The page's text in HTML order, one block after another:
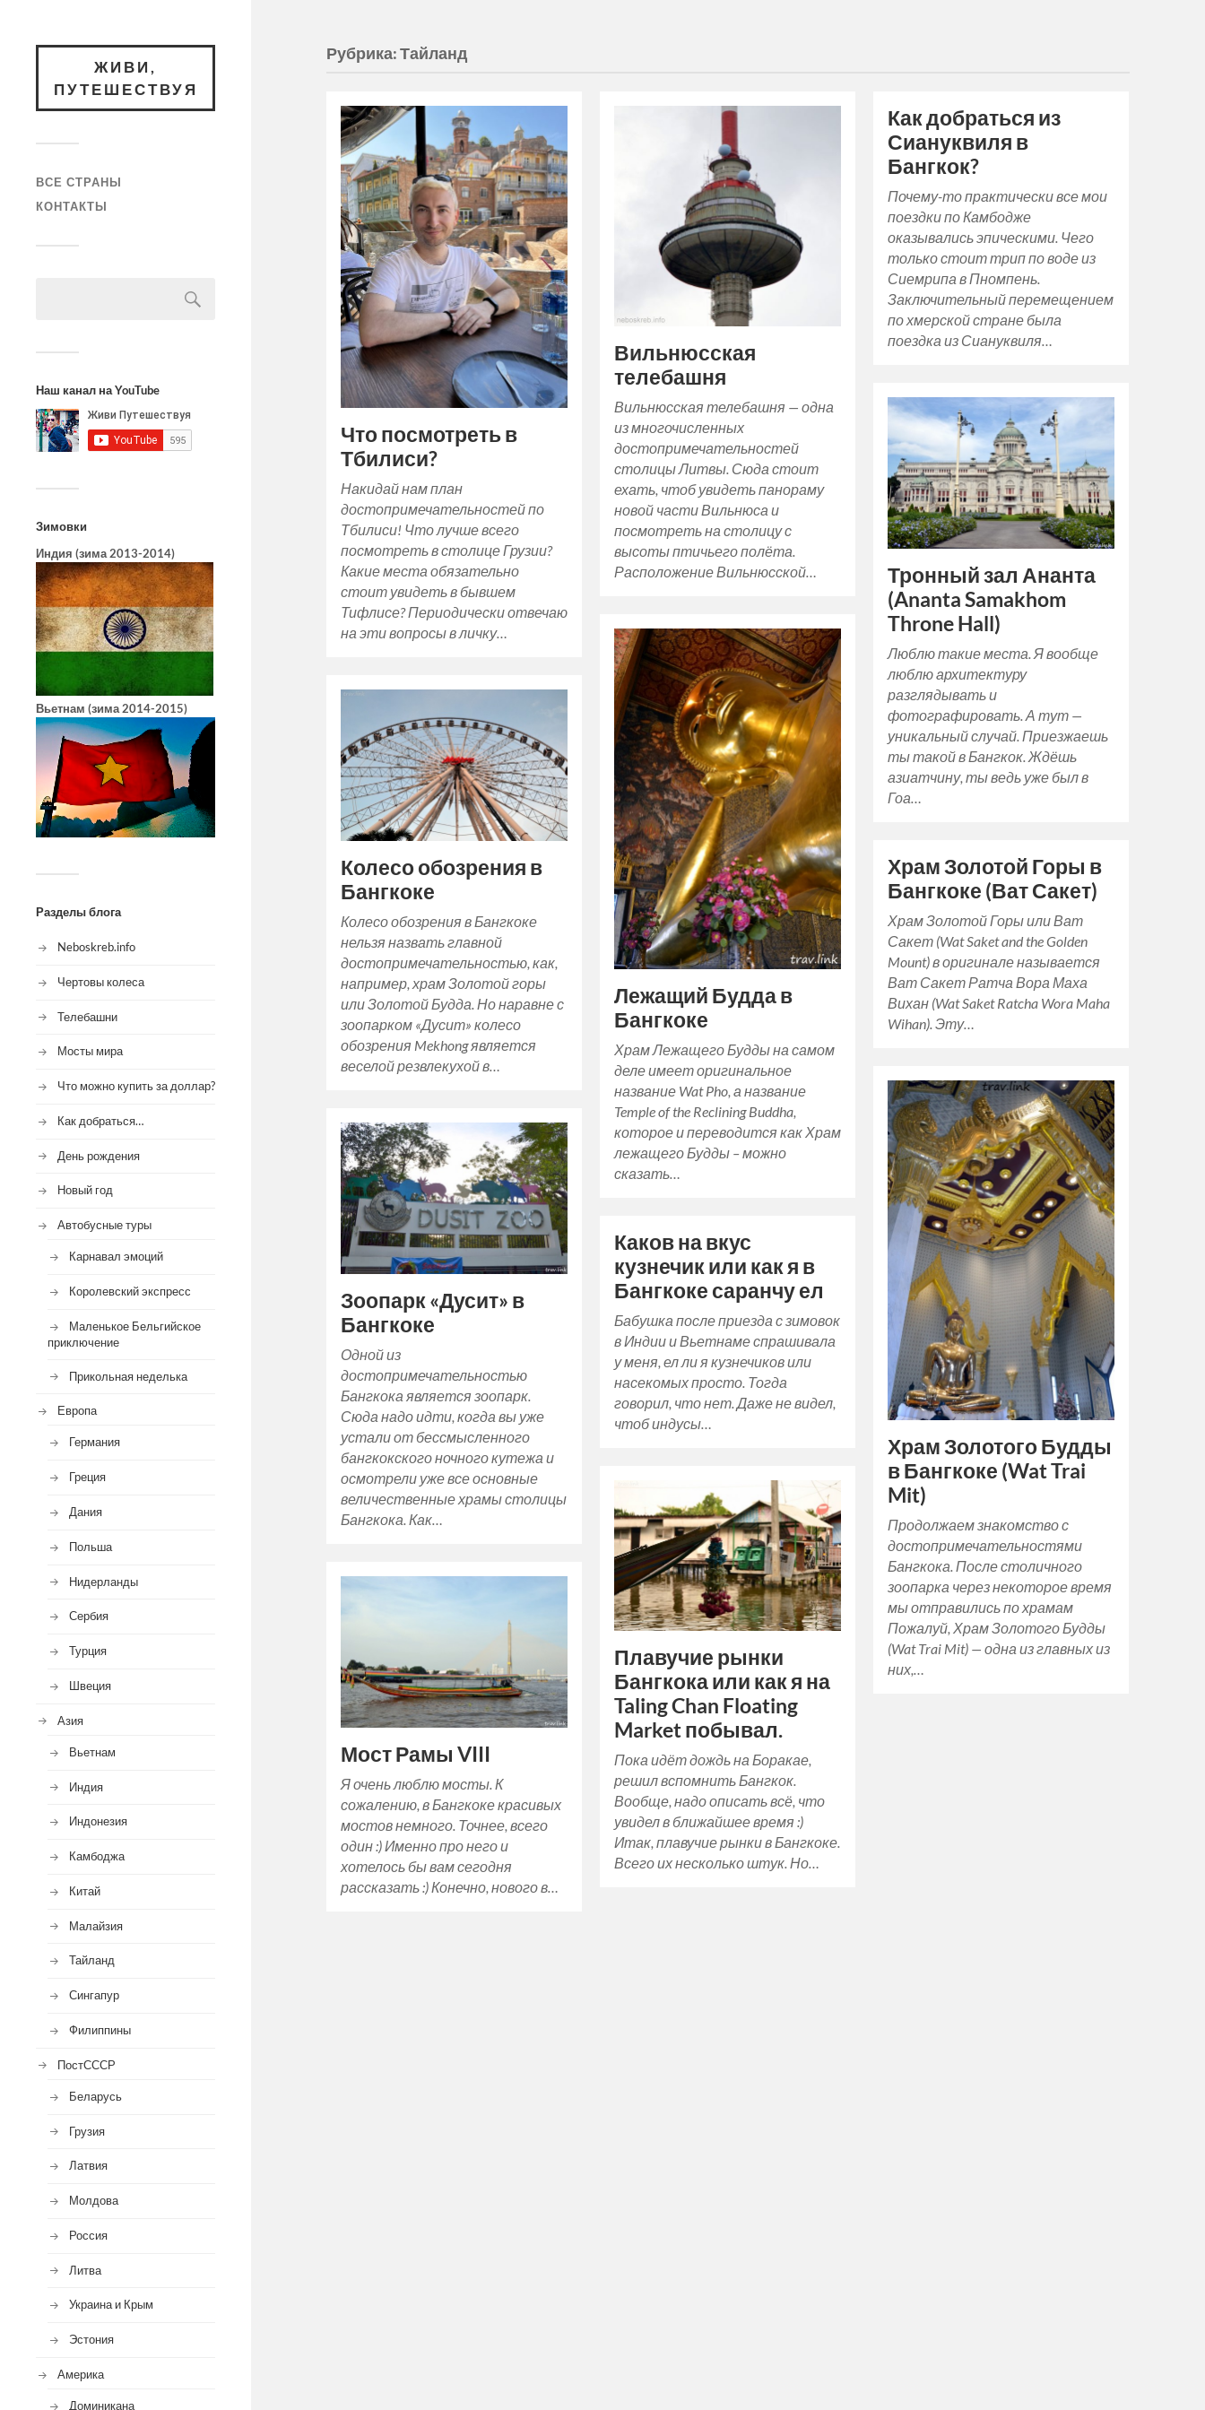
ЖИВИ,
ПУТЕШЕСТВУЯ
ВСЕ СТРАНЫ
КОНТАКТЫ
Наш канал на YouTube
Зимовки
Индия (зима 2013-2014)
Вьетнам (зима 2014-2015)
Разделы блога
Neboskreb.info
Чертовы колеса
Телебашни
Мосты мира
Что можно купить за доллар?
Как добраться…
День рождения
Новый год
Автобусные туры
Карнавал эмоций
Королевский экспресс
Маленькое Бельгийское
приключение
Прикольная неделька
Европа
Германия
Греция
Дания
Польша
Нидерланды
Сербия
Турция
Швеция
Азия
Вьетнам
Индия
Индонезия
Камбоджа
Китай
Малайзия
Тайланд
Сингапур
Филиппины
ПостСССР
Беларусь
Грузия
Латвия
Молдова
Россия
Литва
Украина и Крым
Эстония
Америка
Доминикана
Рубрика:Тайланд
Что посмотреть в
Тбилиси?
Накидай нам план
достопримечательностей по
Тбилиси! Что лучше всего
посмотреть в столице Грузии?
Какие места обязательно
стоит увидеть в бывшем
Тифлисе? Периодически отвечаю
на эти вопросы в личку…
Вильнюсская
телебашня
Вильнюсская телебашня — одна
из многочисленных
достопримечательностей
столицы Литвы. Сюда стоит
ехать, чтоб увидеть панораму
новой части Вильнюса и
посмотреть на столицу с
высоты птичьего полёта.
Расположение Вильнюсской…
Как добраться из
Сиануквиля в
Бангкок?
Почему-то практически все мои
поездки по Камбодже
оказывались эпическими. Чего
только стоит трип по воде из
Сиемрипа в Пномпень.
Заключительный перемещением
по хмерской стране была
поездка из Сиануквиля…
Тронный зал Ананта
(Ananta Samakhom
Throne Hall)
Люблю такие места. Я вообще
люблю архитектуру
разглядывать и
фотографировать. А тут —
уникальный случай. Приезжаешь
ты такой в Бангкок. Ждёшь
азиатчину, ты ведь уже был в
Гоа…
Лежащий Будда в
Бангкоке
Храм Лежащего Будды на самом
деле имеет оригинальное
название Wat Pho, а название
Temple of the Reclining Buddha,
которое и переводится как Храм
лежащего Будды – можно
сказать…
Колесо обозрения в
Бангкоке
Колесо обозрения в Бангкоке
нельзя назвать главной
достопримечательностью, как,
например, храм Золотой горы
или Золотой Будда. Но наравне с
зоопарком «Дусит» колесо
обозрения Mekhong является
веселой резвлекухой в…
Храм Золотой Горы в
Бангкоке (Ват Сакет)
Храм Золотой Горы или Ват
Сакет (Wat Saket and the Golden
Mount) в оригинале называется
Ват Сакет Ратча Вора Маха
Вихан (Wat Saket Ratcha Wora Maha
Wihan). Эту…
Храм Золотого Будды
в Бангкоке (Wat Trai
Mit)
Продолжаем знакомство с
достопримечательностями
Бангкока. После столичного
зоопарка через некоторое время
мы отправились по храмам
Пожалуй, Храм Золотого Будды
(Wat Trai Mit) — одна из главных из
них,…
Зоопарк «Дусит» в
Бангкоке
Одной из
достопримечательностью
Бангкока является зоопарк.
Сюда надо идти, когда вы уже
устали от бессмысленного
бангкокского ночного кутежа и
осмотрели уже все основные
величественные храмы столицы
Бангкока. Как…
Каков на вкус
кузнечик или как я в
Бангкоке саранчу ел
Бабушка после приезда с зимовок
в Индии и Вьетнаме спрашивала
у меня, ел ли я кузнечиков или
насекомых просто. Тогда
говорил, что нет. Даже не видел,
чтоб индусы…
Плавучие рынки
Бангкока или как я на
Taling Chan Floating
Market побывал.
Пока идёт дождь на Боракае,
решил вспомнить Бангкок.
Вообще, надо описать всё, что
увидел в ближайшее время :)
Итак, плавучие рынки в Бангкоке.
Всего их несколько штук. Но…
Мост Рамы VIII
Я очень люблю мосты. К
сожалению, в Бангкоке красивых
мостов немного. Точнее, всего
один :) Именно про него и
хотелось бы вам сегодня
рассказать :) Конечно, нового в…